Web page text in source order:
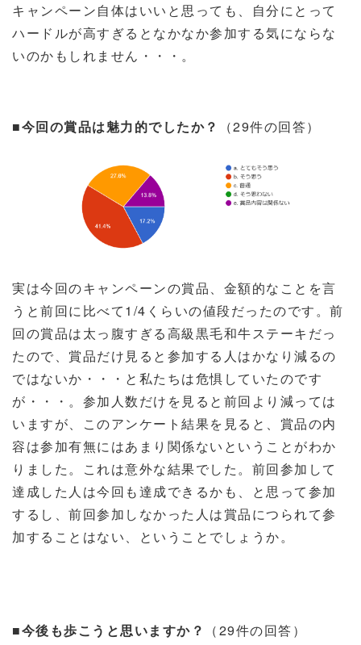
キャンペーン自体はいいと思っても、自分にとって
ハードルが高すぎるとなかなか参加する気にならな
いのかもしれません・・・。
■今回の賞品は魅力的でしたか？ （29件の回答）
実は今回のキャンペーンの賞品、金額的なことを言
うと前回に比べて1/4 くらいの値段だったのです。前
回の賞品は太っ腹すぎる高級黒毛和牛ステーキだっ
たので、賞品だけ見ると参加する人はかなり減るの
ではないか・・・と私たちは危惧していたのです
が・・・。参加人数だけを見ると前回より減っては
いますが、このアンケート結果を見ると、賞品の内
容は参加有無にはあまり関係ないということがわか
りました。これは意外な結果でした。前回参加して
達成した人は今回も達成できるかも、と思って参加
するし、前回参加しなかった人は賞品につられて参
加することはない、ということでしょうか。
■今後も歩こうと思いますか？ （29件の回答）